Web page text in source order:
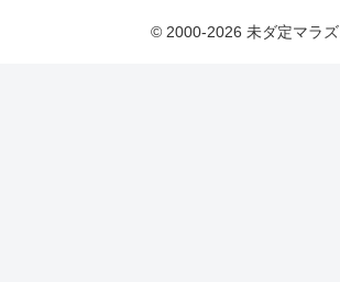
© 2000-2026 未ダ定マラズ.